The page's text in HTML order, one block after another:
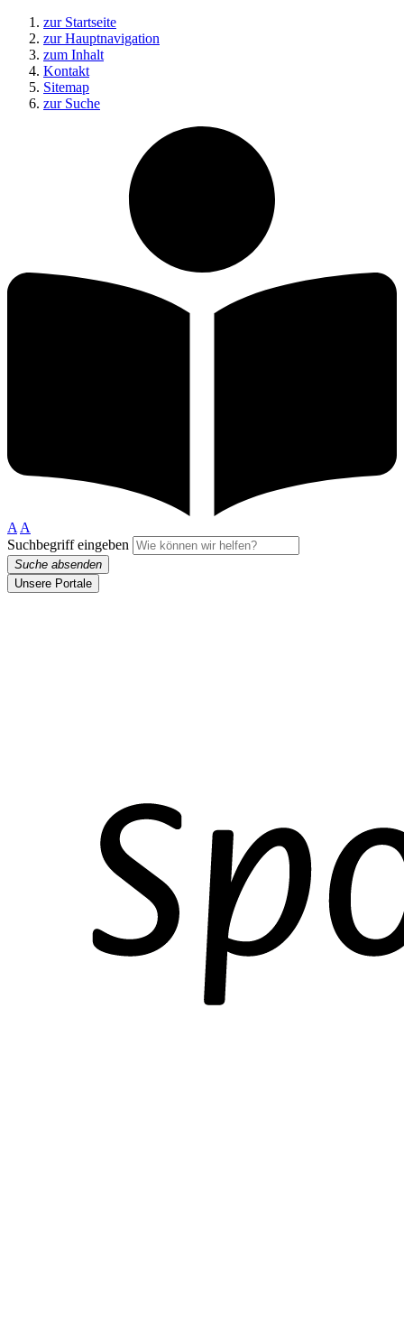
zur Startseite
zur Hauptnavigation
zum Inhalt
Kontakt
Sitemap
zur Suche
A A
Suchbegriff eingeben
Suche absenden
Unsere Portale